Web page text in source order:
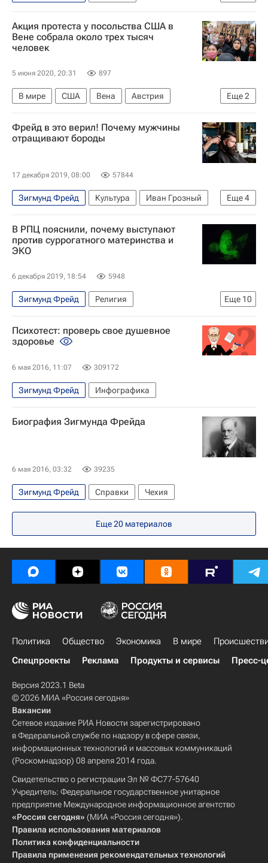
Кристофер Нолан
Дженнифер Лопес
Том Круз
Психология
что посмотреть
фильмы 2020
Акция протеста у посольства США в
Вене собрала около трех тысяч
человек
5 июня 2020, 20:31 897
Еще2
В мире США Вена
Австрия
Беспорядки в США из-за убийства афроамериканца
Джордж Флойд
Фрейд в это верил! Почему мужчины
отращивают бороды
17 декабря 2019, 08:00 57844
Еще4
Зигмунд Фрейд Культура
Иван Грозный
Карл Маркс
Стиль жизни
Александр Македонский
Петр I
В РПЦ пояснили, почему выступают
против суррогатного материнства и
ЭКО
6 декабря 2019, 18:54 5948
Еще 10
Зигмунд Фрейд
Религия
Русская православная церковь
Общество
Демография
Москва
Дмитрий Киселев
Аналитика - Религия и мировоззрение
Биотехнологии и вера
Россия
Психотест: проверь свое душевное
здоровье
6 мая 2016, 11:07 309172
Зигмунд Фрейд Инфографика
Биография Зигмунда Фрейда
6 мая 2016, 03:32 39235
Зигмунд Фрейд Справки Чехия
Еще20 материалов
Политика Общество Экономика В мире
Спецпроекты
Реклама Продукты и сервисы Пресс-
Версия 2023.1 Beta
© 2026 МИА «Россия сегодня»
Вакансии
Сетевое издание РИА Новости зарегистрировано
в Федеральной службе по надзору в сфере связи,
информационных технологий и массовых коммуникаций
(Роскомнадзор) 08 апреля 2014 года.
Свидетельство о регистрации Эл № ФС77-57640
Учредитель: Федеральное государственное унитарное
предприятие Международное информационное агентство
«Россия сегодня» (МИА «Россия сегодня»).
Правила использования материалов
Политика конфиденциальности
Правила применения рекомендательных технологий